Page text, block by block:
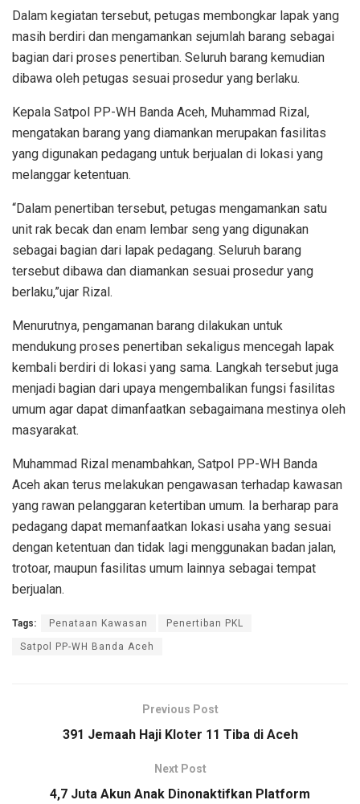
Dalam kegiatan tersebut, petugas membongkar lapak yang
masih berdiri dan mengamankan sejumlah barang sebagai
bagian dari proses penertiban. Seluruh barang kemudian
dibawa oleh petugas sesuai prosedur yang berlaku.
Kepala Satpol PP-WH Banda Aceh, Muhammad Rizal,
mengatakan barang yang diamankan merupakan fasilitas
yang digunakan pedagang untuk berjualan di lokasi yang
melanggar ketentuan.
“Dalam penertiban tersebut, petugas mengamankan satu
unit rak becak dan enam lembar seng yang digunakan
sebagai bagian dari lapak pedagang. Seluruh barang
tersebut dibawa dan diamankan sesuai prosedur yang
berlaku,”ujar Rizal.
Menurutnya, pengamanan barang dilakukan untuk
mendukung proses penertiban sekaligus mencegah lapak
kembali berdiri di lokasi yang sama. Langkah tersebut juga
menjadi bagian dari upaya mengembalikan fungsi fasilitas
umum agar dapat dimanfaatkan sebagaimana mestinya oleh
masyarakat.
Muhammad Rizal menambahkan, Satpol PP-WH Banda
Aceh akan terus melakukan pengawasan terhadap kawasan
yang rawan pelanggaran ketertiban umum. Ia berharap para
pedagang dapat memanfaatkan lokasi usaha yang sesuai
dengan ketentuan dan tidak lagi menggunakan badan jalan,
trotoar, maupun fasilitas umum lainnya sebagai tempat
berjualan.
Tags: Penataan Kawasan Penertiban PKL
Satpol PP-WH Banda Aceh
Previous Post
391 Jemaah Haji Kloter 11 Tiba di Aceh
Next Post
4,7 Juta Akun Anak Dinonaktifkan Platform